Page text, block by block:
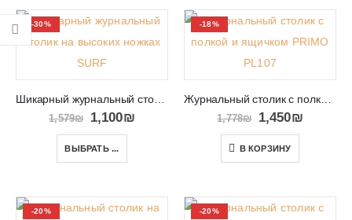
-30%
Шикарный журнальный столик на высоких ножках SURF
1,579₪ 1,100₪
ВЫБРАТЬ ...
-18%
Журнальный столик с полкой и ящичком PRIMO PL107
1,778₪ 1,450₪
В КОРЗИНУ
-20% -20%